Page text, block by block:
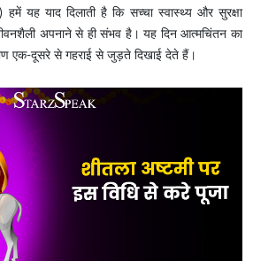
यह याद दिलाती है कि सच्चा स्वास्थ्य और सुरक्षा
अपनाने से ही संभव है। यह दिन आत्मचिंतन का
एक-दूसरे से गहराई से जुड़ते दिखाई देते हैं।